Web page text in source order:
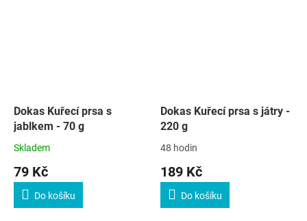
Dokas Kuřecí prsa s
jablkem - 70 g
Skladem
79 Kč
Do košíku
Dokas Kuřecí prsa s játry -
220 g
48 hodin
189 Kč
Do košíku